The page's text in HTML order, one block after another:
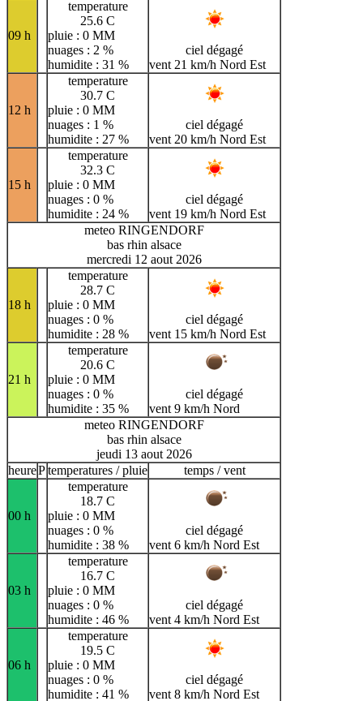
09 h
temperature
25.6 C
pluie : 0 MM
nuages : 2 %
humidite : 31 %
ciel dégagé
vent 21 km/h Nord Est
12 h
temperature
30.7 C
pluie : 0 MM
nuages : 1 %
humidite : 27 %
ciel dégagé
vent 20 km/h Nord Est
15 h
temperature
32.3 C
pluie : 0 MM
nuages : 0 %
humidite : 24 %
ciel dégagé
vent 19 km/h Nord Est
meteo RINGENDORF
bas rhin alsace
mercredi 12 aout 2026
18 h
temperature
28.7 C
pluie : 0 MM
nuages : 0 %
humidite : 28 %
ciel dégagé
vent 15 km/h Nord Est
21 h
temperature
20.6 C
pluie : 0 MM
nuages : 0 %
humidite : 35 %
ciel dégagé
vent 9 km/h Nord
meteo RINGENDORF
bas rhin alsace
jeudi 13 aout 2026
heurePtemperatures / pluie temps / vent
00 h
temperature
18.7 C
pluie : 0 MM
nuages : 0 %
humidite : 38 %
ciel dégagé
vent 6 km/h Nord Est
03 h
temperature
16.7 C
pluie : 0 MM
nuages : 0 %
humidite : 46 %
ciel dégagé
vent 4 km/h Nord Est
06 h
temperature
19.5 C
pluie : 0 MM
nuages : 0 %
humidite : 41 %
ciel dégagé
vent 8 km/h Nord Est